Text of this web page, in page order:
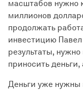
масштабов нужно
миллионов
продолжать
инвестицию
результаты,
приносить деньги,
Деньги уже нужны